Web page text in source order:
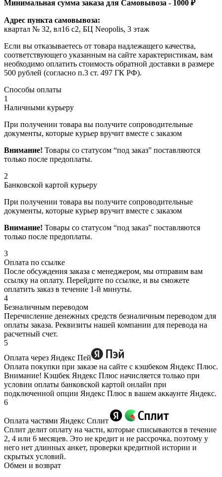
Минимальная сумма заказа для Самовывоза - 1000 ₽
Адрес пункта самовывоза:
квартал № 32, вл16 с2, БЦ Neopolis, 3 этаж
Если вы отказываетесь от товара надлежащего качества,
соответствующего указанным на сайте характеристикам, вам
необходимо оплатить стоимость обратной доставки в размере
500 рублей (согласно п.3 ст. 497 ГК РФ).
Способы оплаты
1
Наличными курьеру
При получении товара вы получите сопроводительные
документы, которые курьер вручит вместе с заказом
Внимание! Товары со статусом “под заказ” поставляются
только после предоплаты.
2
Банковской картой курьеру
При получении товара вы получите сопроводительные
документы, которые курьер вручит вместе с заказом
Внимание! Товары со статусом “под заказ” поставляются
только после предоплаты.
3
Оплата по ссылке
После обсуждения заказа с менеджером, мы отправим вам
ссылку на оплату. Перейдите по ссылке, и вы сможете
оплатить заказ в течение 1-й минуты.
4
Безналичным переводом
Перечисление денежных средств безналичным переводом для
оплаты заказа. Реквизиты нашей компании для перевода на
расчетный счет.
5
Оплата через Яндекс Пей
Оплата покупки при заказе на сайте с кэшбеком Яндекс Плюс.
Внимание! Кэшбек Яндекс Плюс начисляется только при
условии оплаты банковской картой онлайн при
подключенной опции Яндекс Плюс в вашем аккаунте Яндекс.
6
Оплата частями Яндекс Сплит
Сплит делит оплату на части, которые списываются в течение
2, 4 или 6 месяцев. Это не кредит и не рассрочка, поэтому у
него нет длинных анкет, проверки кредитной истории и
скрытых условий.
Обмен и возврат